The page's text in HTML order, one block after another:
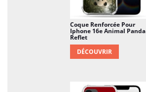
Coque Renforcée Pour
Iphone 16e Animal Panda
Reflet
DÉCOUVRIR